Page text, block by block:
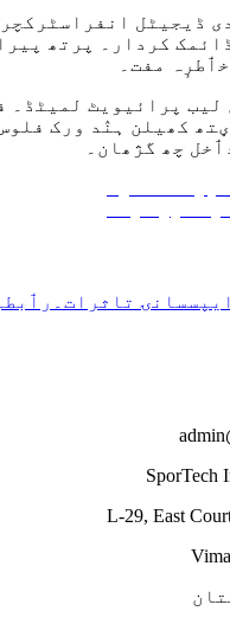
ڈیجیٹل
کردار۔ پرتھ
مفت۔
پرائیویٹ لمیٹڈ۔
کھیلن ہنٛد ورک
چھ گژھان۔
سانۍ تاثرات۔
SporTech
L-29, East